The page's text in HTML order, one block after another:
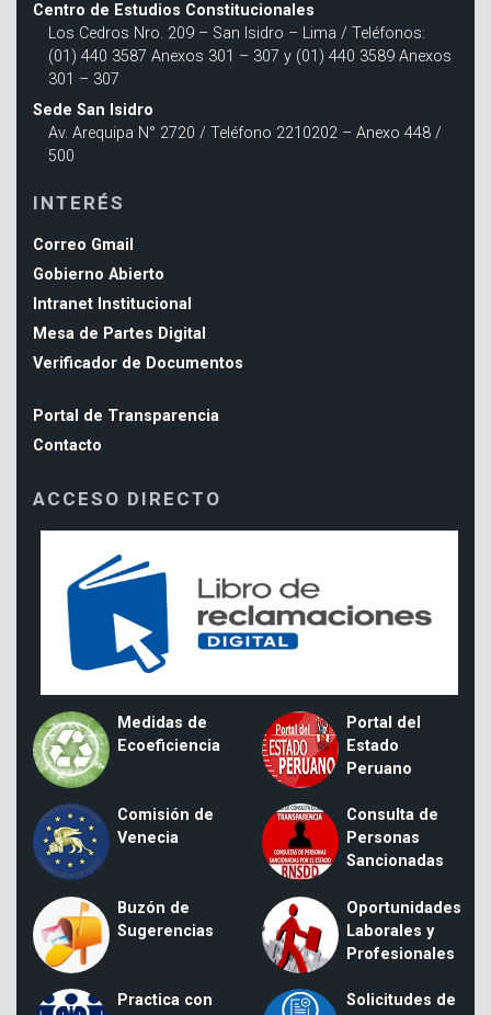
Centro de Estudios Constitucionales
Los Cedros Nro. 209 – San Isidro – Lima / Teléfonos:
(01) 440 3587 Anexos 301 – 307 y (01) 440 3589 Anexos
301 – 307
Sede San Isidro
Av. Arequipa N° 2720 / Teléfono 2210202 – Anexo 448 /
500
INTERÉS
Correo Gmail
Gobierno Abierto
Intranet Institucional
Mesa de Partes Digital
Verificador de Documentos
Portal de Transparencia
Contacto
ACCESO DIRECTO
Medidas de
Ecoeficiencia
Portal del
Estado
Peruano
Comisión de
Venecia
Consulta de
Personas
Sancionadas
Buzón de
Sugerencias
Oportunidades
Laborales y
Profesionales
Practica con
Solicitudes de